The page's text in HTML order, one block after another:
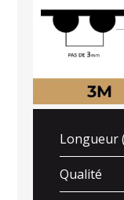
Longueur
Qualité